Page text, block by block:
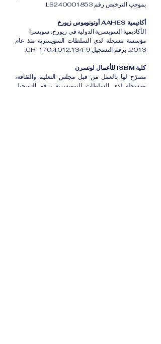
بموجب الترخيص رقم LS240001853.
أكاديمية AAHES أوتونوموس زيورخ
الأكاديمية السويسرية الدولية في زيورخ، سويسرا
مؤسسة مسجلة لدى السلطات السويسرية منذ عام
2013، برقم التسجيل CH-170.4.012.134-9.
كلية ISBM للأعمال لوتسرن
مصرّح لها بالعمل من قبل مجلس التعليم والثقافة،
ومسجلة لدى السلطات السويسرية برقم التسجيل